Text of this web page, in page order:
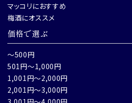
マッコリにおすすめ
梅酒にオススメ
価格で選ぶ
～500円
501円～1,000円
1,001円～2,000円
2,001円～3,000円